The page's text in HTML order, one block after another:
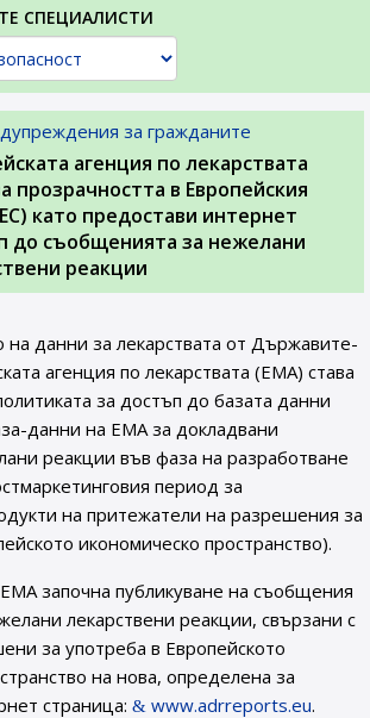
СПЕЦИАЛИСТИ
за гражданите
агенция по лекарствата
прозрачността в Европейския
като предостави интернет
до съобщенията за нежелани
реакции
на данни за лекарствата от Държавите-
агенция по лекарствата (ЕМА) става
за достъп до базата данни
данни на ЕМА за докладвани
реакции във фаза на разработване
период за
на притежатели на разрешения за
икономическо пространство).
започна публикуване на съобщения
лекарствени реакции, свързани с
за употреба в Европейското
на нова, определена за
страница:
www.adrreports.eu.